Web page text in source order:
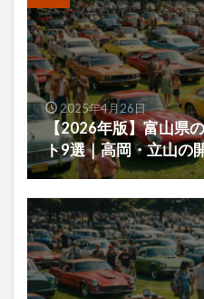
2025年4月26日
【2026年版】富山県
ト9選｜高岡・立山の